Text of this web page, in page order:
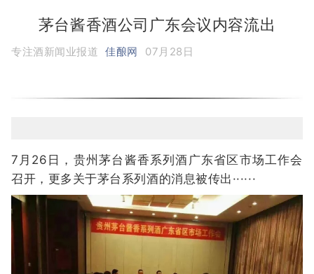
茅台酱香酒公司广东会议内容流出
专注酒新闻业报道 佳酿网 07月28日
7月26日，贵州茅台酱香系列酒广东省区市场工作会
召开，更多关于茅台系列酒的消息被传出······